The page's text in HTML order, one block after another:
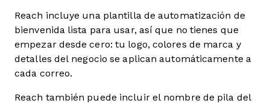
Reach incluye una plantilla de automatización de
bienvenida lista para usar, así que no tienes que
empezar desde cero: tu logo, colores de marca y
detalles del negocio se aplican automáticamente a
cada correo.
Reach también puede incluir el nombre de pila del